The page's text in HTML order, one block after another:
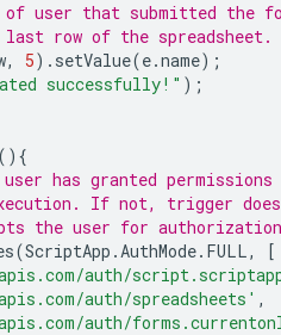
of user that submitted the
row of the spreadsheet.
, 5). setValue(e.name);
successfully!" );
(){
has granted
If not, trigger
the user for
(ScriptApp .AuthMode. FULL,
[
auth/
auth/spreadsheets' ,
auth/